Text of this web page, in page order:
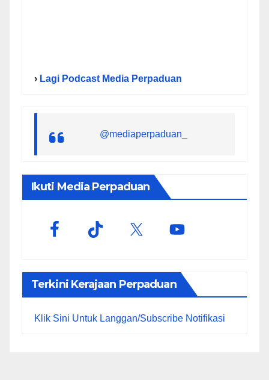
› Lagi Podcast Media Perpaduan
@mediaperpaduan_
Ikuti Media Perpaduan
Terkini Kerajaan Perpaduan
Klik Sini Untuk Langgan/Subscribe Notifikasi